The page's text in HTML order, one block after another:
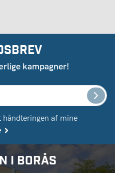
kampagner!
af ​​mine
I BORÅS